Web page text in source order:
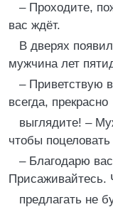
– Проходите,
вас ждёт.
В дверях
мужчина лет
– Приветствую
всегда, прекрасно
выглядите! –
чтобы поцеловать
– Благодарю
Присаживайтесь.
предлагать не